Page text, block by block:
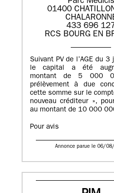
01400
433 696
RCS BOURG EN
Suivant PV de l’AGE du
le capital a été
montant de 5 000
prélèvement à due
cette somme sur le
nouveau créditeur »,
au montant de 10 000
Pour avis
Annonce parue le 06/